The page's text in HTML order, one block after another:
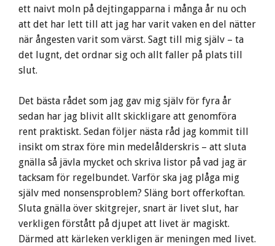
ett naivt moln på dejtingapparna i många år nu och
att det har lett till att jag har varit vaken en del nätter
när ångesten varit som värst. Sagt till mig själv – ta
det lugnt, det ordnar sig och allt faller på plats till
slut.
Det bästa rådet som jag gav mig själv för fyra år
sedan har jag blivit allt skickligare att genomföra
rent praktiskt. Sedan följer nästa råd jag kommit till
insikt om strax före min medelålderskris – att sluta
gnälla så jävla mycket och skriva listor på vad jag är
tacksam för regelbundet. Varför ska jag plåga mig
själv med nonsensproblem? Släng bort offerkoftan.
Sluta gnälla över skitgrejer, snart är livet slut, har
verkligen förstått på djupet att livet är magiskt.
Därmed att kärleken verkligen är meningen med livet.